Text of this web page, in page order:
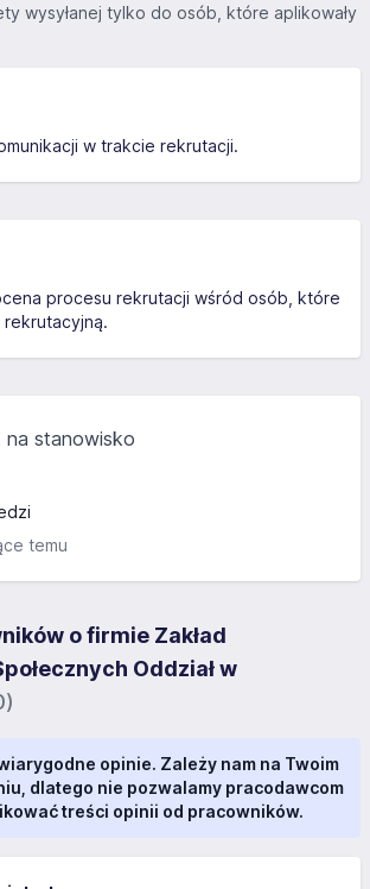
wysyłanej tylko do osób, które aplikowały
w trakcie rekrutacji.
procesu rekrutacji wśród osób, które
rekrutacyjną.
na stanowisko
temu
o firmie Zakład
Oddział w
opinie. Zależy nam na Twoim
dlatego nie pozwalamy pracodawcom
treści opinii od pracowników.